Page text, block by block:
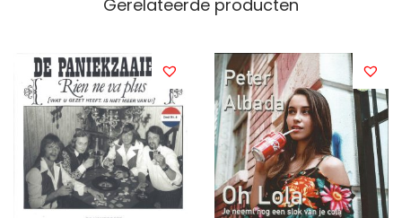
Gerelateerde producten